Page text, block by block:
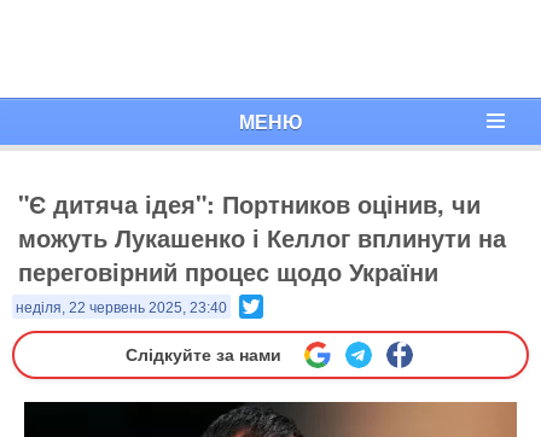
МЕНЮ
"Є дитяча ідея": Портников оцінив, чи
можуть Лукашенко і Келлог вплинути на
переговірний процес щодо України
неділя, 22 червень 2025, 23:40
Слідкуйте за нами